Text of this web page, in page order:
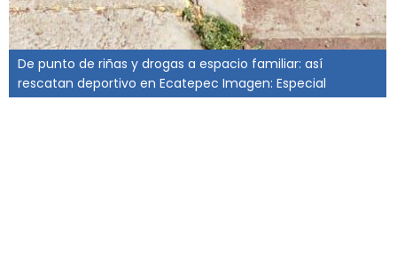
De punto de riñas y drogas a espacio familiar: así
rescatan deportivo en Ecatepec Imagen: Especial